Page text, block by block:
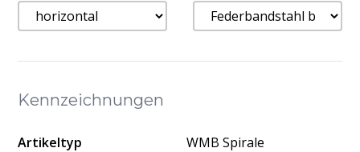
Kennzeichnungen
Artikeltyp WMB Spirale